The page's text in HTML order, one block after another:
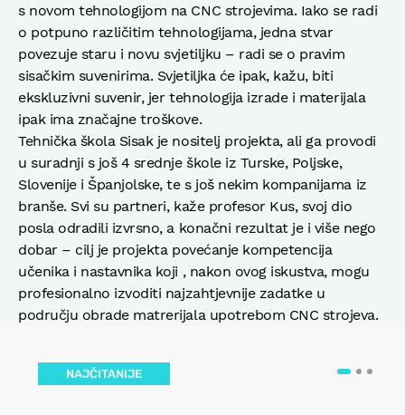
s novom tehnologijom na CNC strojevima. Iako se radi
o potpuno različitim tehnologijama, jedna stvar
povezuje staru i novu svjetiljku – radi se o pravim
sisačkim suvenirima. Svjetiljka će ipak, kažu, biti
ekskluzivni suvenir, jer tehnologija izrade i materijala
ipak ima značajne troškove.
Tehnička škola Sisak je nositelj projekta, ali ga provodi
u suradnji s još 4 srednje škole iz Turske, Poljske,
Slovenije i Španjolske, te s još nekim kompanijama iz
branše. Svi su partneri, kaže profesor Kus, svoj dio
posla odradili izvrsno, a konačni rezultat je i više nego
dobar – cilj je projekta povećanje kompetencija
učenika i nastavnika koji , nakon ovog iskustva, mogu
profesionalno izvoditi najzahtjevnije zadatke u
području obrade matrerijala upotrebom CNC strojeva.
NAJČITANIJE